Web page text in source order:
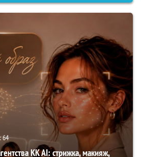
64
KK AI: стрижка, макияж,